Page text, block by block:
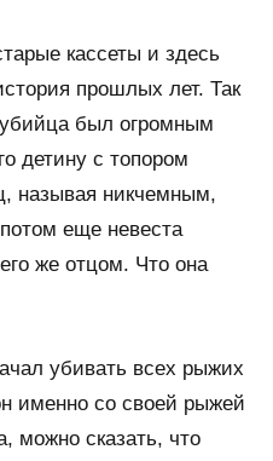
кассеты и здесь
прошлых лет. Так
был огромным
детину с топором
называя никчемным,
еще невеста
же отцом. Что она
убивать всех рыжих
именно со своей рыжей
можно сказать, что